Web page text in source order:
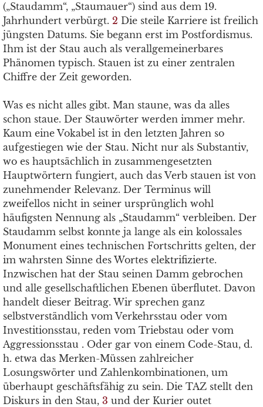
(„Staudamm“, „Staumauer“) sind aus dem 19.
Jahrhundert verbürgt. 2 Die steile Karriere ist freilich
jüngsten Datums. Sie begann erst im Postfordismus.
Ihm ist der Stau auch als verallgemeinerbares
Phänomen typisch. Stauen ist zu einer zentralen
Chiffre der Zeit geworden.
Was es nicht alles gibt. Man staune, was da alles
schon staue. Der Stauwörter werden immer mehr.
Kaum eine Vokabel ist in den letzten Jahren so
aufgestiegen wie der Stau. Nicht nur als Substantiv,
wo es hauptsächlich in zusammengesetzten
Hauptwörtern fungiert, auch das Verb stauen ist von
zunehmender Relevanz. Der Terminus will
zweifellos nicht in seiner ursprünglich wohl
häufigsten Nennung als „Staudamm“ verbleiben. Der
Staudamm selbst konnte ja lange als ein kolossales
Monument eines technischen Fortschritts gelten, der
im wahrsten Sinne des Wortes elektrifizierte.
Inzwischen hat der Stau seinen Damm gebrochen
und alle gesellschaftlichen Ebenen überflutet. Davon
handelt dieser Beitrag. Wir sprechen ganz
selbstverständlich vom Verkehrsstau oder vom
Investitionsstau, reden vom Triebstau oder vom
Aggressionsstau . Oder gar von einem Code-Stau, d.
h. etwa das Merken-Müssen zahlreicher
Losungswörter und Zahlenkombinationen, um
überhaupt geschäftsfähig zu sein. Die TAZ stellt den
Diskurs in den Stau, 3 und der Kurier outet